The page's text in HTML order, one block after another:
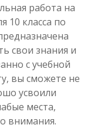
работа на
10 класса по
свои знания и
с учебной
вы сможете не
усвоили
места,
внимания.